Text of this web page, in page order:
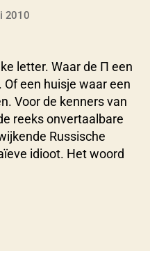
Berichtauteur
a
v
e
r
y
n
2010
letter. Waar de П een
een huisje waar een
Voor de kenners van
reeks onvertaalbare
Russische
idioot. Het woord